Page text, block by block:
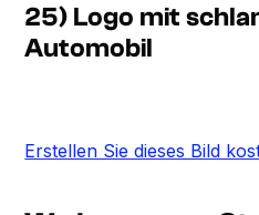
25) Logo mit
Automobil
Erstellen Sie dieses Bild